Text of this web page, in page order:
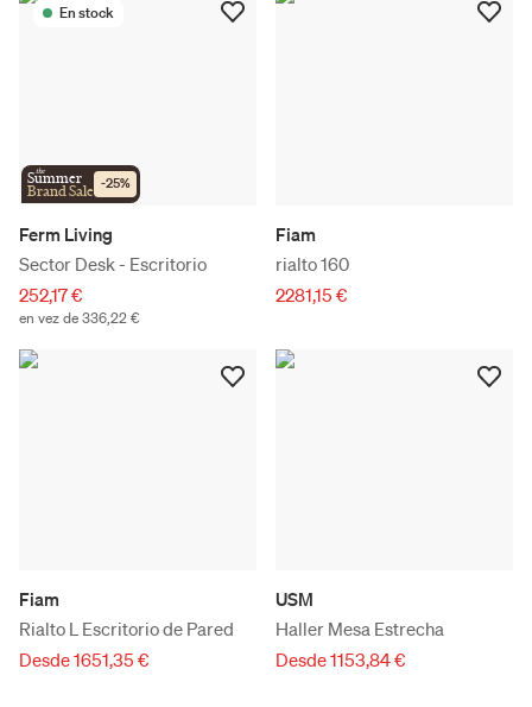
En stock
the
Summer
Brand Sale -25%
Ferm Living
Sector Desk - Escritorio
252,17 €
en vez de 336,22 €
Fiam
rialto 160
2281,15 €
Fiam
Rialto L Escritorio de Pared
Desde 1651,35 €
USM
Haller Mesa Estrecha
Desde 1153,84 €